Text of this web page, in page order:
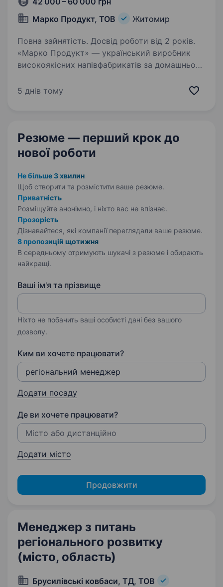
Марко Продукт, ТОВ
Житомир
Повна зайнятість. Досвід роботи від 2 років.
«Марко Продукт» — український виробник
високоякісних напівфабрикатів за домашньою
зростаємо, розширюємо виробництво
5 днів тому
Резюме — перший крок до
нової роботи
Не більше 3 хвилин
Щоб створити та розмістити ваше резюме.
Приватність
Розміщуйте анонімно, і ніхто вас не впізнає.
Прозорість
Дізнавайтеся, які компанії переглядали ваше резюме.
8 пропозицій щотижня
В середньому отримують шукачі з резюме і обирають
найкращі.
Ваші ім'я та прізвище
Ніхто не побачить ваші особисті дані без вашого
дозволу.
Ким ви хочете працювати?
Додати посаду
Де ви хочете працювати?
Додати місто
Продовжити
Менеджер з питань
регіонального розвитку
(місто, область)
Брусилівські ковбаси, ТД, ТОВ